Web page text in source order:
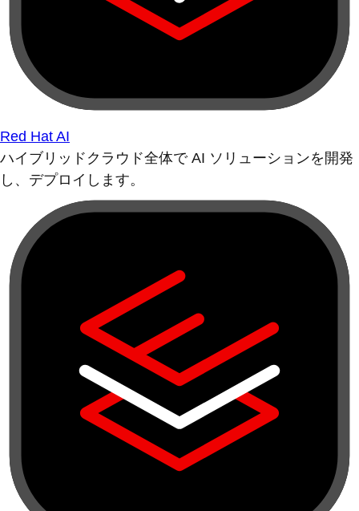
Red Hat AI
ハイブリッドクラウド全体で AI ソリューションを開発
し、デプロイします。